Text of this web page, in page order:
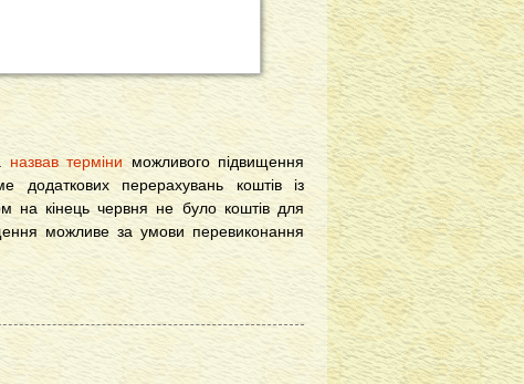
назвав терміни можливого підвищення
додаткових перерахувань коштів із
на кінець червня не було коштів для
можливе за умови перевиконання